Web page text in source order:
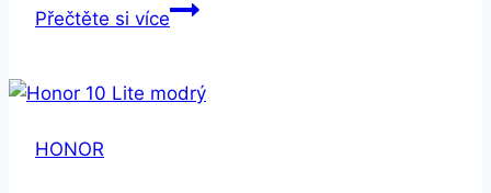
Přečtěte si víceHonor
stříbrný/modrý
HONOR